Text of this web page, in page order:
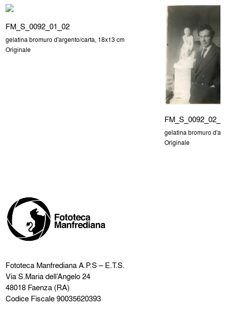
FM_S_0092_01_02
gelatina bromuro d'argento/carta, 18x13 cm
Originale
gelatina bromuro
Originale
Fototeca ManfredianaA.P.S – E.T.S.
Via S.Maria dell’Angelo 24
48018 Faenza (RA)
Codice Fiscale 90035620393